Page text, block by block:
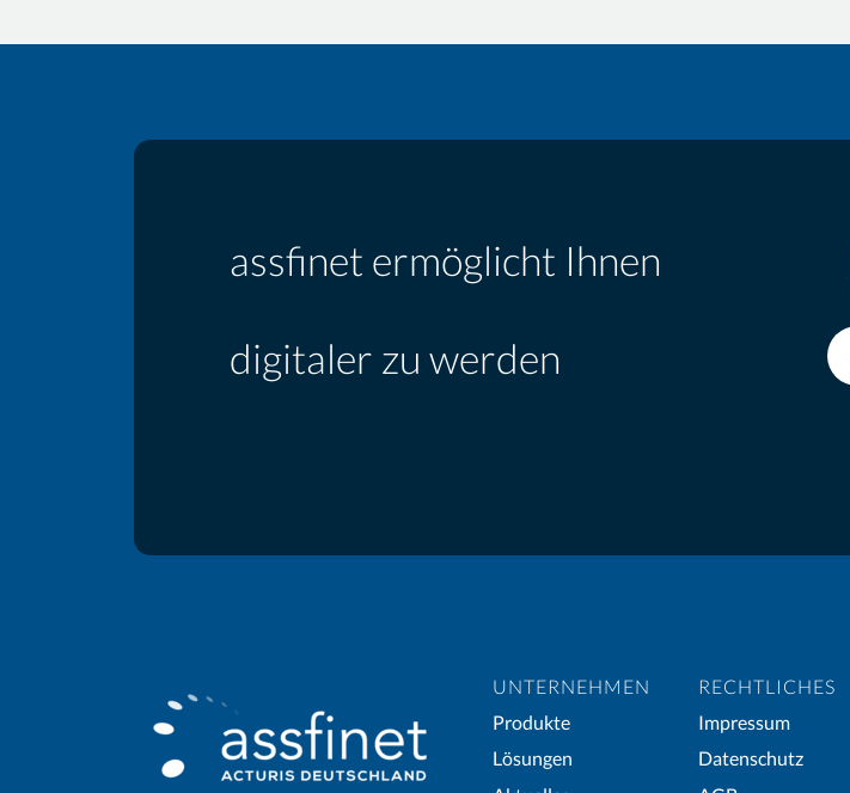
der
assfinet ermöglicht Ihnen
digitaler zu werden
UNTERNEHMEN
Produkte
Lösungen
RECHTLICHES
Impressum
Datenschutz